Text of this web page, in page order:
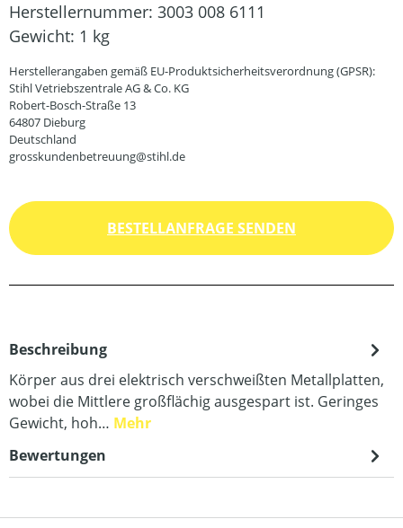
Herstellernummer: 3003 008 6111
Gewicht: 1 kg
Herstellerangaben gemäß EU-Produktsicherheitsverordnung (GPSR):
Stihl Vetriebszentrale AG & Co. KG
Robert-Bosch-Straße 13
64807 Dieburg
Deutschland
grosskundenbetreuung@stihl.de
BESTELLANFRAGE SENDEN
Beschreibung
Körper aus drei elektrisch verschweißten Metallplatten,
wobei die Mittlere großflächig ausgespart ist. Geringes
Gewicht, hoh… Mehr
Bewertungen